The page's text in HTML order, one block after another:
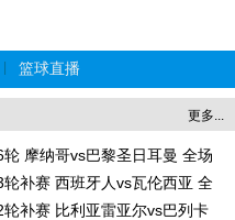
篮球直播
更多...
摩纳哥vs巴黎圣日耳曼 全场
补赛 西班牙人vs瓦伦西亚 全
补赛 比利亚雷亚尔vs巴列卡